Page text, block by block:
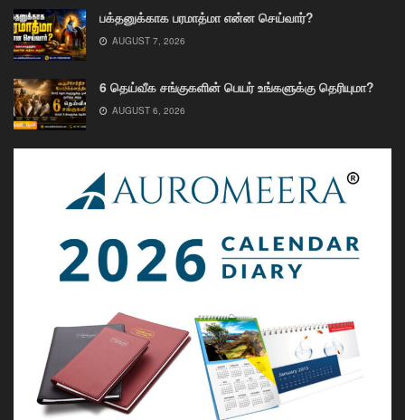
பக்தனுக்காக பரமாத்மா என்ன செய்வார்?
AUGUST 7, 2026
6 தெய்வீக சங்குகளின் பெயர் உங்களுக்கு தெரியுமா?
AUGUST 6, 2026